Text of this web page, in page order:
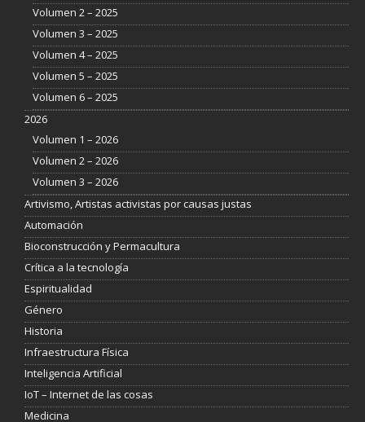
Volumen 2 – 2025
Volumen 3 – 2025
Volumen 4 – 2025
Volumen 5 – 2025
Volumen 6 – 2025
2026
Volumen 1 – 2026
Volumen 2 – 2026
Volumen 3 – 2026
Artivismo, Artistas activistas por causas justas
Automación
Bioconstrucción y Permacultura
Crítica a la tecnología
Espiritualidad
Género
Historia
Infraestructura Física
Inteligencia Artificial
IoT – Internet de las cosas
Medicina